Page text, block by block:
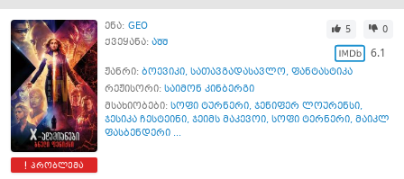
პრობლემა
ენა: GEO
ქვეყანა: აშშ
5 0
6.1
ჟანრი: ბოევიკი, სათავგადასავლო, ფანტასტიკა
რეჟისორი: საიმონ კინბერგი
მსახიობები: სოფი ტურნერი, ჯენიფერ ლოურენსი,
ჯესიკა ჩესტეინი, ჯეიმს მაკევოი, სოფი ტერნერი, მაიკლ
ფასბენდერი ...